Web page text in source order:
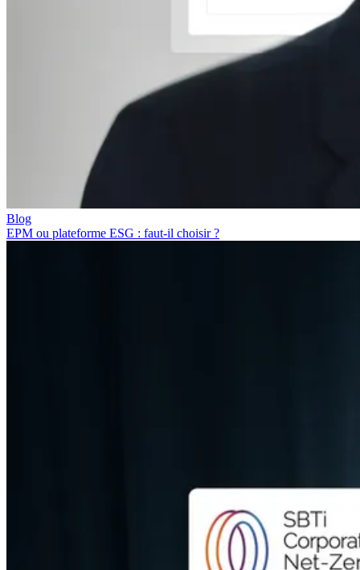
Blog
EPM ou plateforme ESG : faut-il choisir ?